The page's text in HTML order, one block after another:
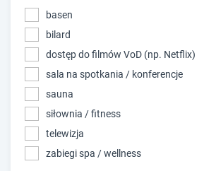
basen
bilard
dostęp do filmów VoD (np. Netflix)
sala na spotkania / konferencje
sauna
siłownia / fitness
telewizja
zabiegi spa / wellness